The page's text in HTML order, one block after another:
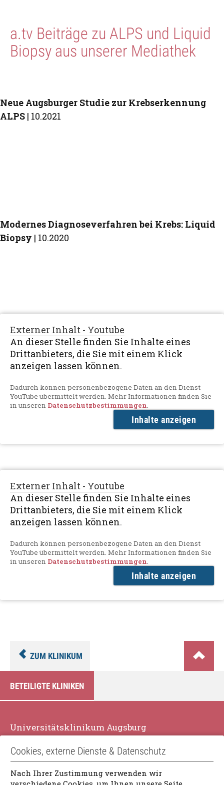
a.tv Beiträge zu ALPS und Liquid
Biopsy aus unserer Mediathek
Neue Augsburger Studie zur Krebserkennung
ALPS | 10.2021
Modernes Diagnoseverfahren bei Krebs: Liquid
Biopsy | 10.2020
Externer Inhalt - Youtube
An dieser Stelle finden Sie Inhalte eines
Drittanbieters, die Sie mit einem Klick
anzeigen lassen können.
Dadurch können personenbezogene Daten an den Dienst
YouTube übermittelt werden. Mehr Informationen finden Sie
in unseren Datenschutzbestimmungen.
Inhalte anzeigen
Externer Inhalt - Youtube
An dieser Stelle finden Sie Inhalte eines
Drittanbieters, die Sie mit einem Klick
anzeigen lassen können.
Dadurch können personenbezogene Daten an den Dienst
YouTube übermittelt werden. Mehr Informationen finden Sie
in unseren Datenschutzbestimmungen.
Inhalte anzeigen
ZUM KLINIKUM
BETEILIGTE KLINIKEN
Universitätsklinikum Augsburg
86156 Augsburg
Cookies, externe Dienste & Datenschutz
Nach Ihrer Zustimmung verwenden wir